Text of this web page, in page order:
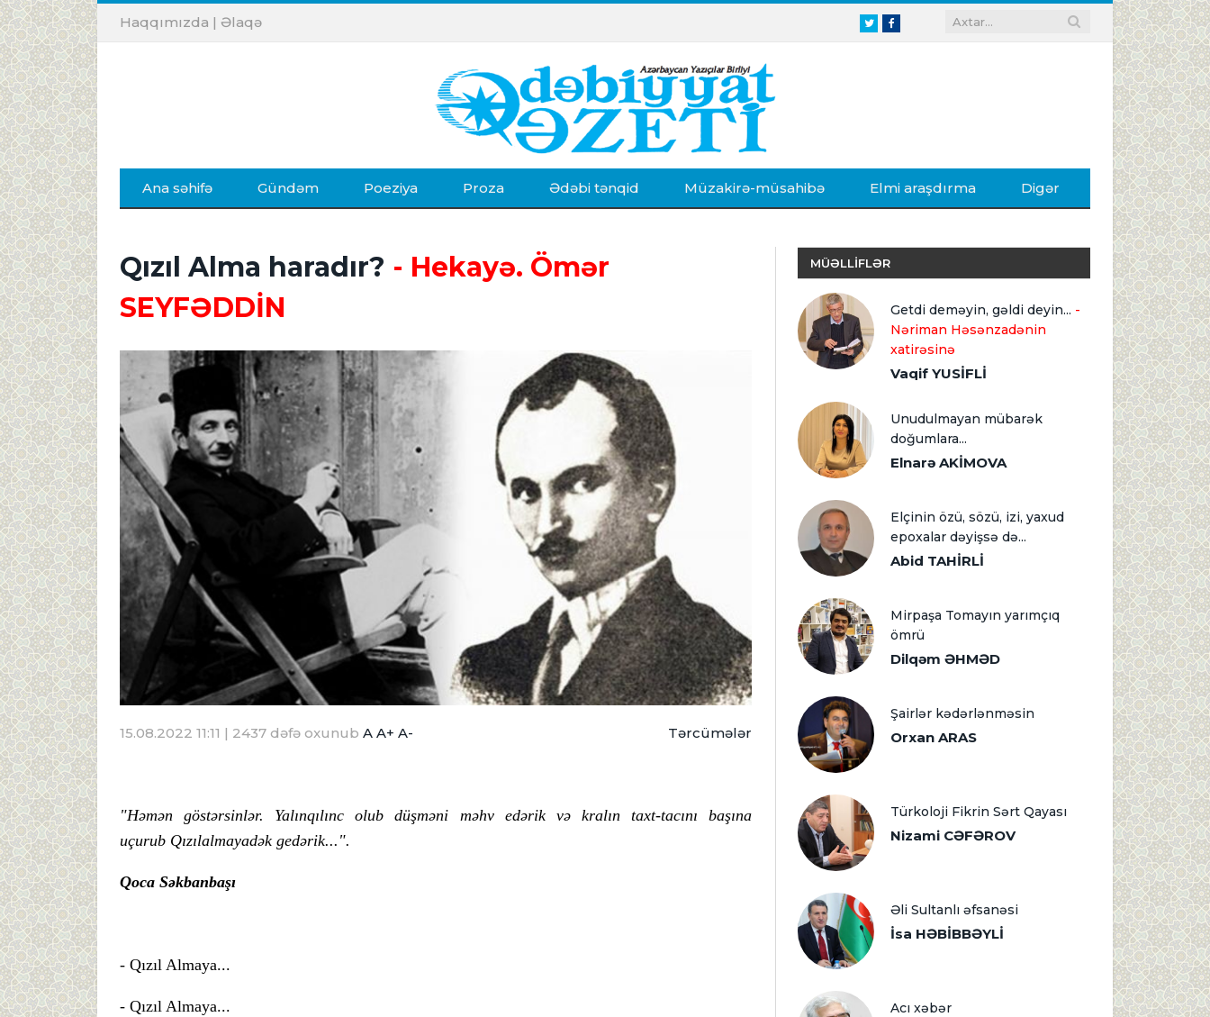
TwitterFacebook
Haqqımızda | Əlaqə
Ana səhifə Gündəm Poeziya Proza Ədəbi tənqid Müzakirə-müsahibə Elmi araşdırma Digər
Qızıl Alma haradır? - Hekayə. Ömər
SEYFƏDDİN
15.08.2022 11:11 | 2437 dəfə oxunub A A+ A- Tərcümələr
"Həmən göstərsinlər. Yalınqılınc olub düşməni məhv edərik və kralın taxt-tacını başına
uçurub Qızılalmayadək gedərik...".
Qoca Səkbanbaşı
- Qızıl Almaya...
- Qızıl Almaya...
MÜƏLLİFLƏR
Getdi deməyin, gəldi deyin... -
Nəriman Həsənzadənin
xatirəsinə
Vaqif YUSİFLİ
Unudulmayan mübarək
doğumlara...
Elnarə AKİMOVA
Elçinin özü, sözü, izi, yaxud
epoxalar dəyişsə də...
Abid TAHİRLİ
Mirpaşa Tomayın yarımçıq
ömrü
Dilqəm ƏHMƏD
Şairlər kədərlənməsin
Orxan ARAS
Türkoloji Fikrin Sərt Qayası
Nizami CƏFƏROV
Əli Sultanlı əfsanəsi
İsa HƏBİBBƏYLİ
Acı xəbər